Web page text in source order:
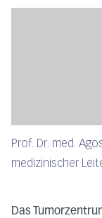
Prof. Dr. med.
medizinischer
Das